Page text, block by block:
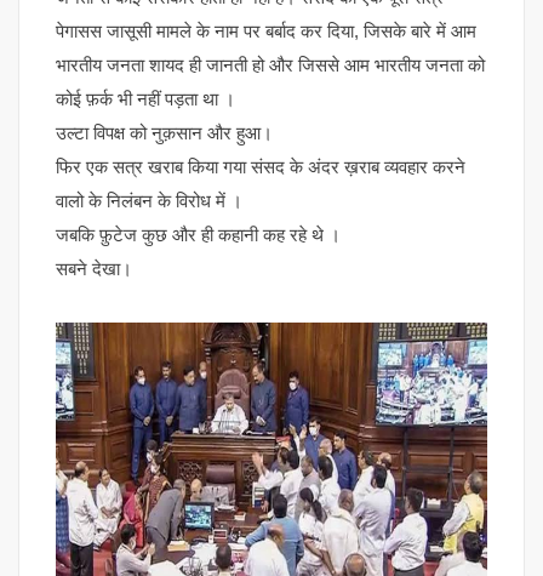
पेगासस जासूसी मामले के नाम पर बर्बाद कर दिया, जिसके बारे में आम
भारतीय जनता शायद ही जानती हो और जिससे आम भारतीय जनता को
कोई फ़र्क भी नहीं पड़ता था ।
उल्टा विपक्ष को नुक़सान और हुआ।
फिर एक सत्र खराब किया गया संसद के अंदर ख़राब व्यवहार करने
वालो के निलंबन के विरोध में ।
जबकि फ़ुटेज कुछ और ही कहानी कह रहे थे ।
सबने देखा।